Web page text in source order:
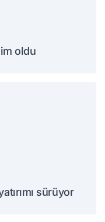
oldu
sürüyor